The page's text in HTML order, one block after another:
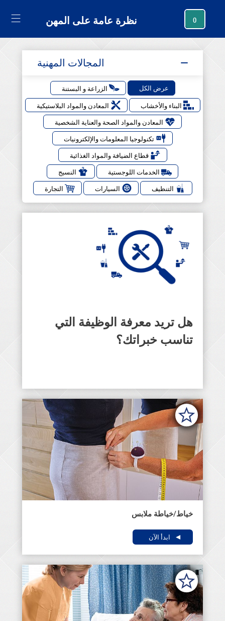
نظرة عامة على المهن 0
المجالات المهنية
عرض الكل
الزراعة و البستنة
البناء والأخشاب
المعادن والمواد البلاستيكية
المعادن والمواد الصحة والعناية الشخصية
تكنولوجيا المعلومات والإلكترونيات
قطاع الضيافة والمواد الغذائية
الخدمات اللوجستية
النسيج
التنظيف
السيارات التجارة
هل تريد معرفة الوظيفة التي
تناسب خبراتك؟
تجد هنا الوظيفة المناسبة
خياط/خياطة ملابس
ابدأ الآن